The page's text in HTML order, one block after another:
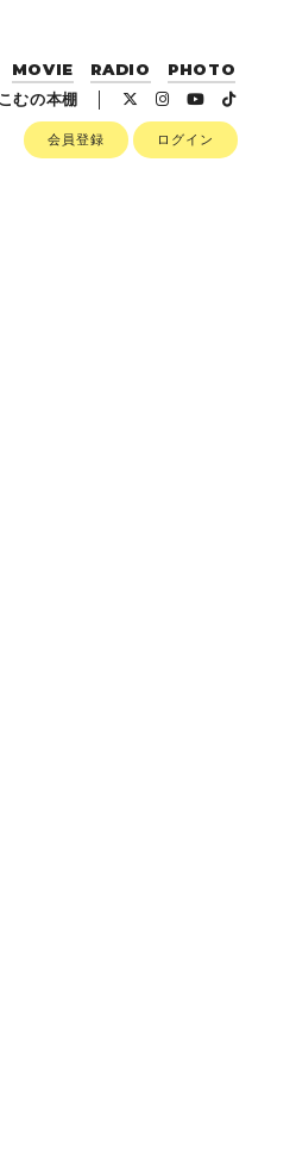
MOVIE RADIO
PHOTO
むの本棚
会員登録 ログイン